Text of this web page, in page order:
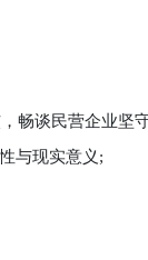
畅谈民营企业坚
与现实意义;